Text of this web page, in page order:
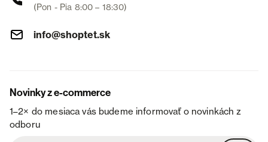
(Pon - Pia 8:00 – 18:30)
info@shoptet.sk
Novinky z e-commerce
1–2× do mesiaca vás budeme informovať o novinkách z
odboru